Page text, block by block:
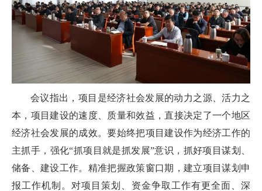
会议指出，项目是经济社会发展的动力之源、活力之
本，项目建设的速度、质量和效益，直接决定了一个地区
经济社会发展的成效。要始终把项目建设作为经济工作的
主抓手，强化“抓项目就是抓发展”意识，抓好项目谋划、
储备、建设工作。精准把握政策窗口期，建立项目谋划申
报工作机制。对项目策划、资金争取工作有更全面、深